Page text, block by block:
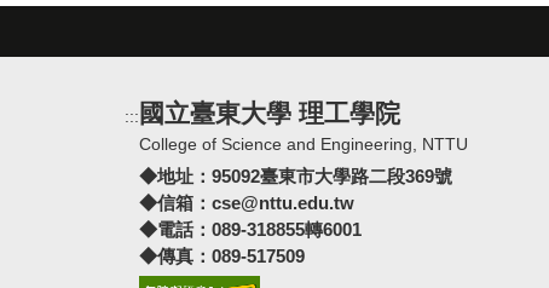
::: 國立臺東大學 理工學院
College of Science and Engineering, NTTU
◆地址： 95092臺東市大學路二段369號
◆信箱： cse@nttu.edu.tw
◆電話：089-318855轉6001
◆傳真：089-517509